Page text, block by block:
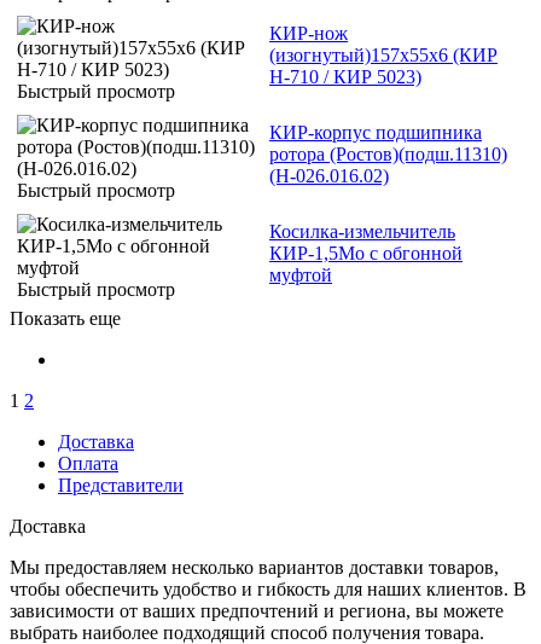
Быстрый просмотр
КИР-нож
(изогнутый)157х55х6 (КИР
Н-710 / КИР 5023)
Быстрый просмотр
КИР-корпус подшипника
ротора (Ростов)(подш.11310)
(Н-026.016.02)
Быстрый просмотр
Косилка-измельчитель
КИР-1,5Мо с обгонной
муфтой
Показать еще
1 2
Доставка
Оплата
Представители
Доставка
Мы предоставляем несколько вариантов доставки товаров,
чтобы обеспечить удобство и гибкость для наших клиентов. В
зависимости от ваших предпочтений и региона, вы можете
выбрать наиболее подходящий способ получения товара.